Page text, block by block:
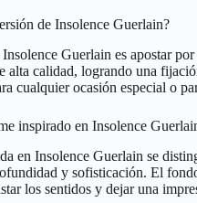
de Insolence Guerlain?
Guerlain es apostar
alta calidad, logrando una
cualquier ocasión especial o
inspirado en Insolence
en Insolence Guerlain se
y sofisticación. El
los sentidos y dejar una